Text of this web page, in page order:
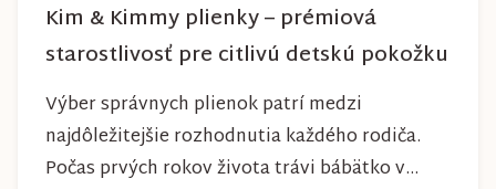
Kim & Kimmy plienky – prémiová
starostlivosť pre citlivú detskú pokožku
Výber správnych plienok patrí medzi
najdôležitejšie rozhodnutia každého rodiča.
Počas prvých rokov života trávi bábätko v